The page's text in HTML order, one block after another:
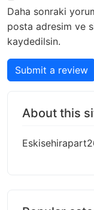
Daha sonraki
posta adresim ve
kaydedilsin.
Submit a review
About this